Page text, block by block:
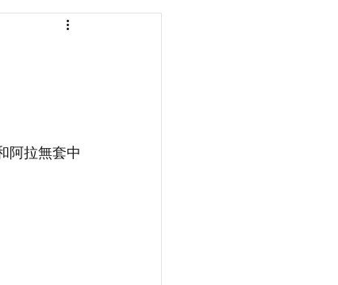
阿拉無套中